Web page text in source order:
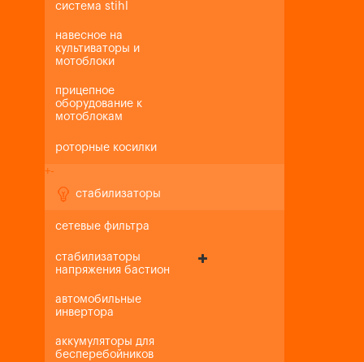
система stihl
навесное на
культиваторы и
мотоблоки
прицепное
оборудование к
мотоблокам
роторные косилки
+-
стабилизаторы
сетевые фильтра
стабилизаторы
напряжения бастион
автомобильные
инвертора
аккумуляторы для
бесперебойников